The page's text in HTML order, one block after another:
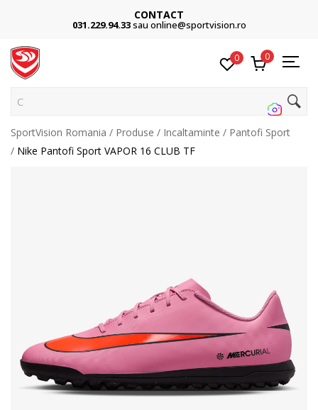
CONTACT
031.229.94.33sau online@sportvision.ro
0 0
Cau
SportVision Romania Produse Incaltaminte
Pantofi Sport
Nike Pantofi Sport VAPOR 16 CLUB TF